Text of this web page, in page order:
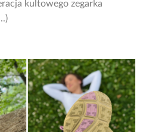
kultowego zegarka